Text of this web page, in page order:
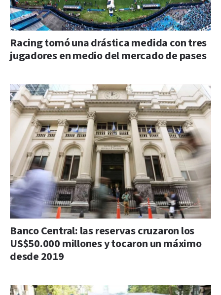
Racing tomó una drástica medida con tres
jugadores en medio del mercado de pases
Banco Central: las reservas cruzaron los
US$50.000 millones y tocaron un máximo
desde 2019